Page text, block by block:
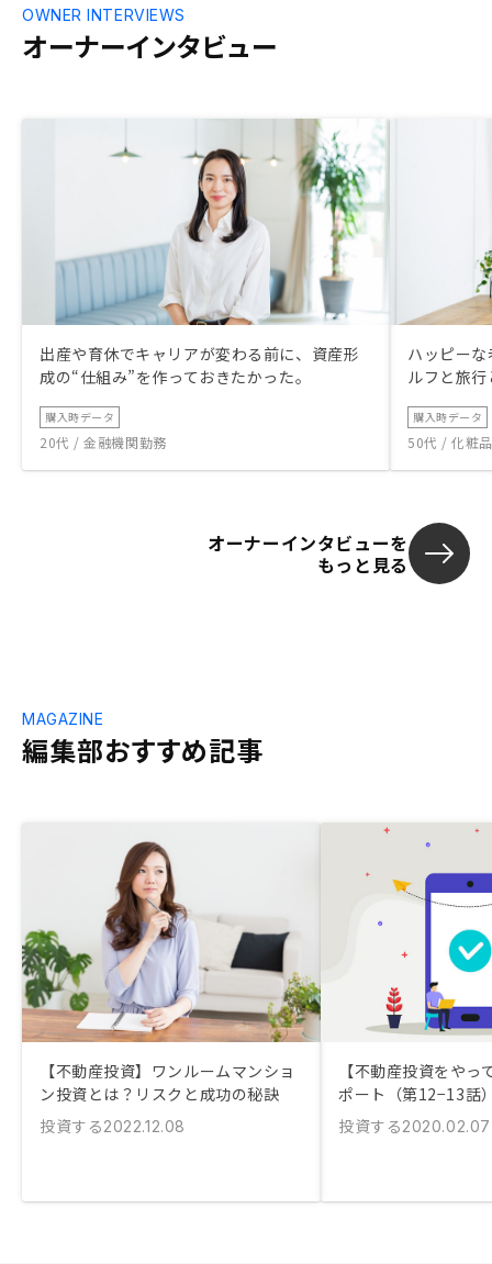
オーナーインタビュー
OWNER INTERVIEWS
出産や育休でキャリアが変わる前に、資産形
成の“仕組み”を作っておきたかった。
購入時データ
20代 / 金融機関勤務
ハッピー
ルフと旅
購入時データ
50代 / 化粧
オーナーインタビューを
もっと見る
編集部おすすめ記事
MAGAZINE
【不動産投資】ワンルームマンショ
ン投資とは？リスクと成功の秘訣
投資する2022.12.08
【不動産投資をやっ
ポート（第12−13話
投資する2020.02.07